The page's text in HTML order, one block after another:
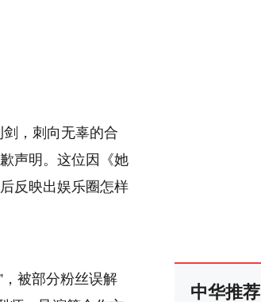
，刺向无辜的合
声明。这位因《她
反映出娱乐圈怎样
被部分粉丝误解
中华推荐